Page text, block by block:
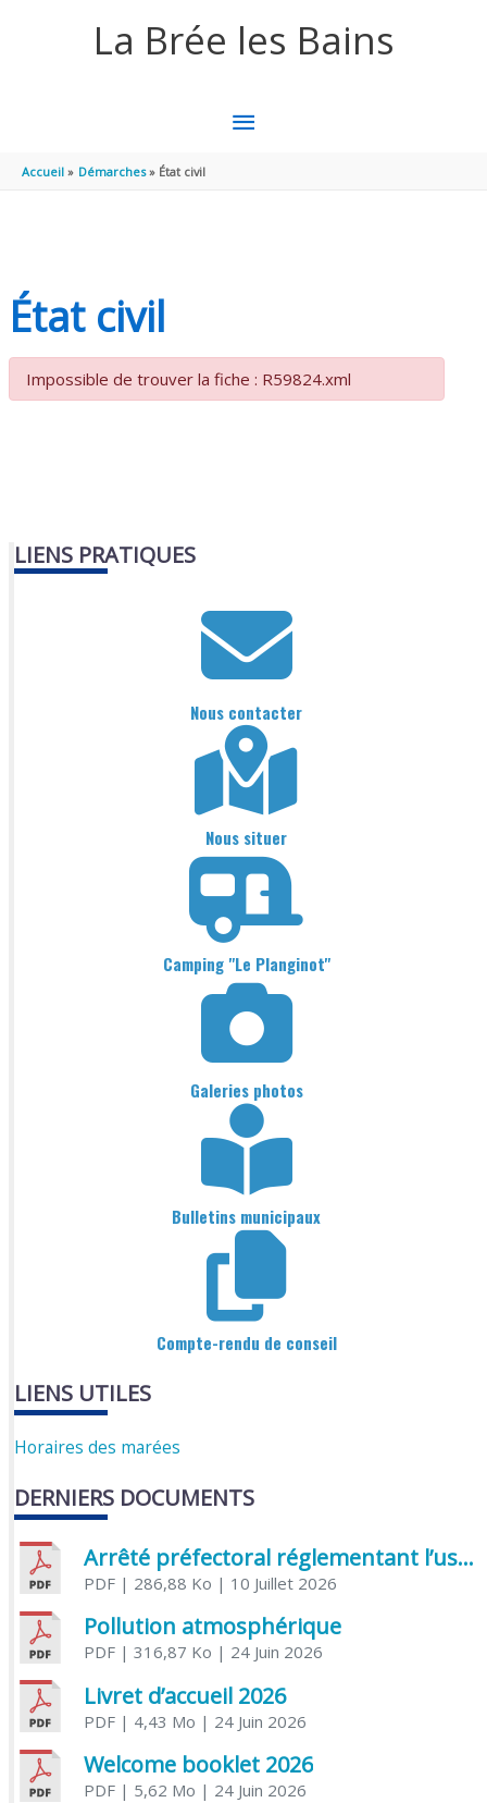
La Brée les Bains
MENU
Accueil Démarches État civil
État civil
Impossible de trouver la fiche : R59824.xml
LIENS PRATIQUES
Nous contacter
Nous situer
Camping "Le Planginot"
Galeries photos
Bulletins municipaux
Compte-rendu de conseil
LIENS UTILES
Horaires des marées
DERNIERS DOCUMENTS
Arrêté préfectoral réglementant l’usage de l’eau
PDF| 286,88 Ko | 10 Juillet 2026
Pollution atmosphérique
PDF| 316,87 Ko | 24 Juin 2026
Livret d’accueil 2026
PDF| 4,43 Mo | 24 Juin 2026
Welcome booklet 2026
PDF| 5,62 Mo | 24 Juin 2026